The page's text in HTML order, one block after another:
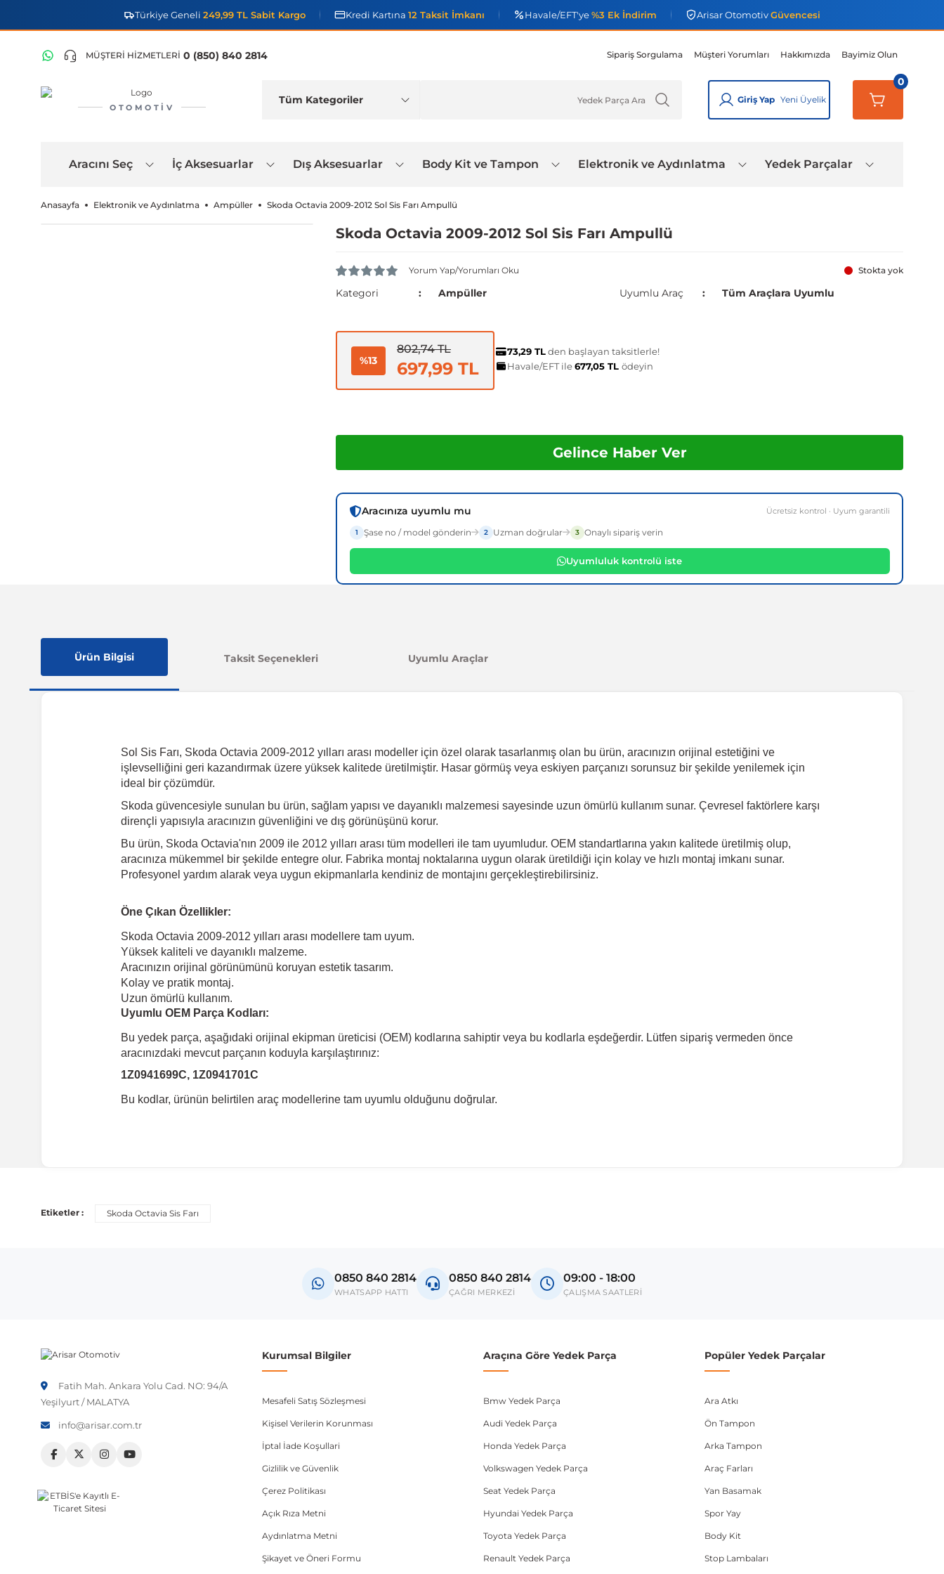
Türkiye Geneli 249,99 TL Sabit Kargo Kredi Kartına 12 Taksit İmkanı Havale/EFT'ye%3 Ek İndirim Arisar OtomotivGüvencesi
MÜŞTERİ HİZMETLERİ 0 (850) 840 2814 Sipariş Sorgulama Müşteri Yorumları Hakkımızda Bayimiz Olun
OTOMOTIV
Giriş Yap Yeni Üyelik
0
Aracını Seç İç Aksesuarlar Dış Aksesuarlar Body Kit ve Tampon Elektronik ve Aydınlatma Yedek Parçalar
Anasayfa Elektronik ve Aydınlatma Ampüller Skoda Octavia 2009-2012 Sol Sis Farı Ampullü
Skoda Octavia 2009-2012 Sol Sis Farı Ampullü
Yorum Yap/Yorumları Oku Stokta yok
Kategori Ampüller Uyumlu Araç Tüm Araçlara Uyumlu
%13
802,74 TL
697,99 TL
73,29 TLden başlayan taksitlerle!
Havale/EFT ile677,05 TL ödeyin
Gelince Haber Ver
Aracınıza uyumlu mu Ücretsiz kontrol · Uyum garantili
1 Şase no / model gönderin 2 Uzman doğrular 3 Onaylı sipariş verin
Uyumluluk kontrolü iste
Ürün Bilgisi Taksit Seçenekleri Uyumlu Araçlar
Sol Sis Farı, Skoda Octavia 2009-2012 yılları arası modeller için özel olarak tasarlanmış olan bu ürün, aracınızın orijinal estetiğini ve
işlevselliğini geri kazandırmak üzere yüksek kalitede üretilmiştir. Hasar görmüş veya eskiyen parçanızı sorunsuz bir şekilde yenilemek için
ideal bir çözümdür.
Skoda güvencesiyle sunulan bu ürün, sağlam yapısı ve dayanıklı malzemesi sayesinde uzun ömürlü kullanım sunar. Çevresel faktörlere karşı
dirençli yapısıyla aracınızın güvenliğini ve dış görünüşünü korur.
Bu ürün, Skoda Octavia'nın 2009 ile 2012 yılları arası tüm modelleri ile tam uyumludur. OEM standartlarına yakın kalitede üretilmiş olup,
aracınıza mükemmel bir şekilde entegre olur. Fabrika montaj noktalarına uygun olarak üretildiği için kolay ve hızlı montaj imkanı sunar.
Profesyonel yardım alarak veya uygun ekipmanlarla kendiniz de montajını gerçekleştirebilirsiniz.
Öne Çıkan Özellikler:
Skoda Octavia 2009-2012 yılları arası modellere tam uyum.
Yüksek kaliteli ve dayanıklı malzeme.
Aracınızın orijinal görünümünü koruyan estetik tasarım.
Kolay ve pratik montaj.
Uzun ömürlü kullanım.
Uyumlu OEM Parça Kodları:
Bu yedek parça, aşağıdaki orijinal ekipman üreticisi (OEM) kodlarına sahiptir veya bu kodlarla eşdeğerdir. Lütfen sipariş vermeden önce
aracınızdaki mevcut parçanın koduyla karşılaştırınız:
1Z0941699C, 1Z0941701C
Bu kodlar, ürünün belirtilen araç modellerine tam uyumlu olduğunu doğrular.
Araç üreticileri aynı model yılı içerisinde farklı donanım ve kasa tipleri kullanabilmektedir. Sipariş vermeden önce OEM numarası veya şasi numarası ile uyumluluğu kontrol
Etiketler : Skoda Octavia Sis Farı
0850 840 2814
WHATSAPP HATTI
0850 840 2814
ÇAĞRI MERKEZİ
09:00 - 18:00
ÇALIŞMA SAATLERİ
Fatih Mah. Ankara Yolu Cad. NO: 94/A
Yeşilyurt / MALATYA
info@arisar.com.tr
Kurumsal Bilgiler
Mesafeli Satış Sözleşmesi
Kişisel Verilerin Korunması
İptal İade Koşullari
Gizlilik ve Güvenlik
Çerez Politikası
Açık Rıza Metni
Aydınlatma Metni
Şikayet ve Öneri Formu
Araçına Göre Yedek Parça
Bmw Yedek Parça
Audi Yedek Parça
Honda Yedek Parça
Volkswagen Yedek Parça
Seat Yedek Parça
Hyundai Yedek Parça
Toyota Yedek Parça
Renault Yedek Parça
Popüler Yedek Parçalar
Ara Atkı
Ön Tampon
Arka Tampon
Araç Farları
Yan Basamak
Spor Yay
Body Kit
Stop Lambaları